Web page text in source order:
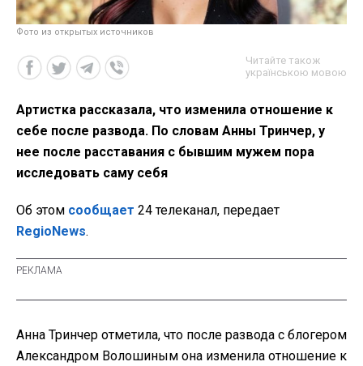
Фото из открытых источников
Читайте також
українською мовою
Артистка рассказала, что изменила отношение к
себе после развода. По словам Анны Тринчер, у
нее после расставания с бывшим мужем пора
исследовать саму себя
Об этом сообщает 24 телеканал, передает
RegioNews.
Анна Тринчер отметила, что после развода с блогером
Александром Волошиным она изменила отношение к